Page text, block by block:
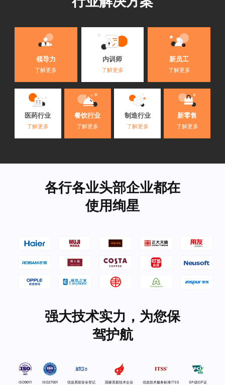
领导力
了解更多
内训师
了解更多
新员工
了解更多
医药行业
了解更多
餐饮行业
了解更多
制造行业
了解更多
新零售
了解更多
各行各业头部企业都在
使用绚星
强大技术实力，为您保
驾护航
ISO9011 ISO27001 信息系统安全登记 国家高新技术企业 信息技术服务标准ITSS SP或ICP证